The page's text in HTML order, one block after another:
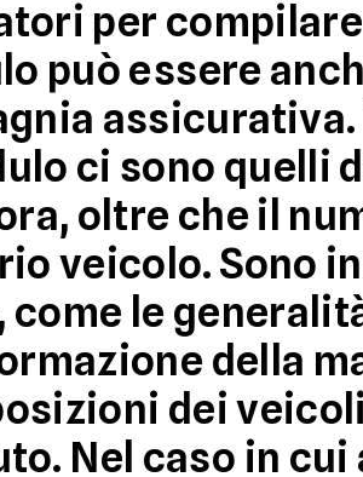
per
può essere
ci sono quelli
oltre che il
veicolo. Sono
le
della
dei veicoli
Nel caso in